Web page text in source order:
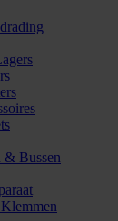
Bussen